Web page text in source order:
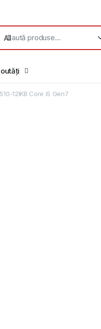
12IKB Core i5 Gen7